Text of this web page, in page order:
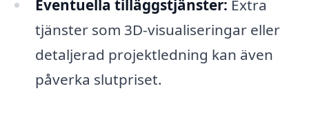
Eventuella tilläggstjänster: Extra
tjänster som 3D-visualiseringar eller
detaljerad projektledning kan även
påverka slutpriset.